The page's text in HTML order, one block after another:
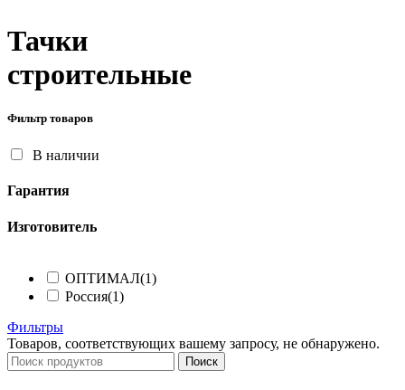
Тачки
строительные
Фильтр товаров
В наличии
Гарантия
Изготовитель
ОПТИМАЛ(1)
Россия(1)
Фильтры
Товаров, соответствующих вашему запросу, не обнаружено.
Поиск